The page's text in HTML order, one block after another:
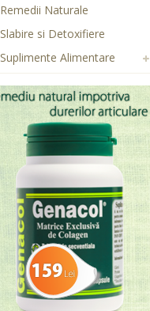
Remedii Naturale
Slabire si Detoxifiere
Suplimente Alimentare